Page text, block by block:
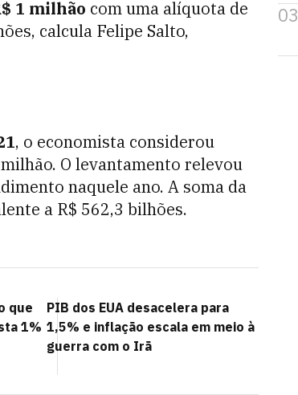
1 milhão com uma alíquota de
calcula Felipe Salto,
, o economista considerou
O levantamento relevou
naquele ano. A soma da
a R$ 562,3 bilhões.
que
1%
PIB dos EUA desacelera para
1,5% e inflação escala em meio à
guerra com o Irã
03